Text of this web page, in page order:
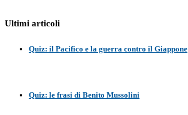
Ultimi articoli
Quiz: il Pacifico e la guerra contro il Giappone
Quiz: le frasi di Benito Mussolini